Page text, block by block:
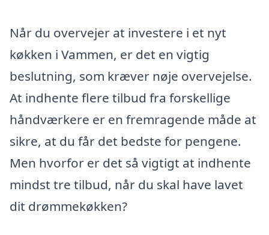
Når du overvejer at investere i et nyt
køkken i Vammen, er det en vigtig
beslutning, som kræver nøje overvejelse.
At indhente flere tilbud fra forskellige
håndværkere er en fremragende måde at
sikre, at du får det bedste for pengene.
Men hvorfor er det så vigtigt at indhente
mindst tre tilbud, når du skal have lavet
dit drømmekøkken?